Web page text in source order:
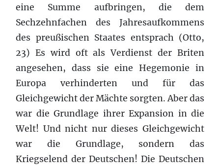
eine Summe aufbringen, die dem
Sechzehnfachen des Jahresaufkommens
des preußischen Staates entsprach (Otto,
23) Es wird oft als Verdienst der Briten
angesehen, dass sie eine Hegemonie in
Europa verhinderten und für das
Gleichgewicht der Mächte sorgten. Aber das
war die Grundlage ihrer Expansion in die
Welt! Und nicht nur dieses Gleichgewicht
war die Grundlage, sondern das
Kriegselend der Deutschen! Die Deutschen